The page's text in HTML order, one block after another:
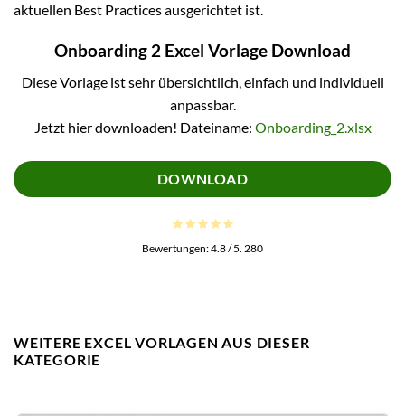
aktuellen Best Practices ausgerichtet ist.
Onboarding 2 Excel Vorlage Download
Diese Vorlage ist sehr übersichtlich, einfach und individuell
anpassbar.
Jetzt hier downloaden! Dateiname: Onboarding_2.xlsx
DOWNLOAD
Bewertungen:4.8/ 5. 280
WEITERE EXCEL VORLAGEN AUS DIESER
KATEGORIE